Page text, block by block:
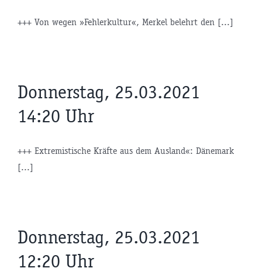
+++ Von wegen »Fehlerkultur«, Merkel belehrt den [...]
Donnerstag, 25.03.2021
14:20 Uhr
+++ Extremistische Kräfte aus dem Ausland«: Dänemark
[...]
Donnerstag, 25.03.2021
12:20 Uhr